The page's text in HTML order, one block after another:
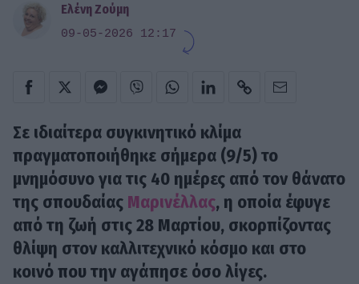
Ελένη Ζούμη
09-05-2026 12:17
Σε ιδιαίτερα συγκινητικό κλίμα
πραγματοποιήθηκε σήμερα (9/5) το
μνημόσυνο για τις 40 ημέρες από τον θάνατο
της σπουδαίας Μαρινέλλας, η οποία έφυγε
από τη ζωή στις 28 Μαρτίου, σκορπίζοντας
θλίψη στον καλλιτεχνικό κόσμο και στο
κοινό που την αγάπησε όσο λίγες.